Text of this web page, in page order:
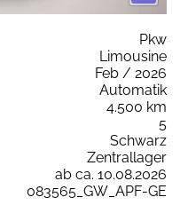
Pkw
Limousine
Feb / 2026
Automatik
4.500 km
5
Schwarz
Zentrallager
ab ca. 10.08.2026
083565_GW_APF-GE